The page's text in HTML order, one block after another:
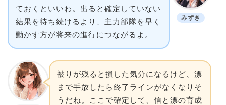
みずき
ておくといいわ。出ると確定していない
結果を待ち続けるより、主力部隊を早く
動かす方が将来の進行につながるよ。
被りが残ると損した気分になるけど、漂
まで手放したら終了ラインがなくなりそ
うだね。ここで確定して、信と漂の育成